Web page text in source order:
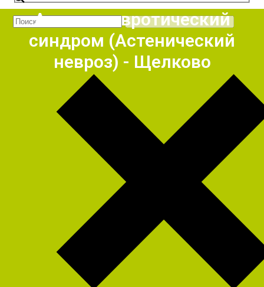
Астено-невротический
синдром (Астенический
невроз) - Щелково